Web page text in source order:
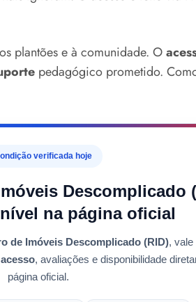
plantões e à comunidade. O
pedagógico prometido.
verificada hoje
Descomplicado
na página oficial
de Imóveis Descomplicado (RID), vale
, avaliações e disponibilidade
página oficial.